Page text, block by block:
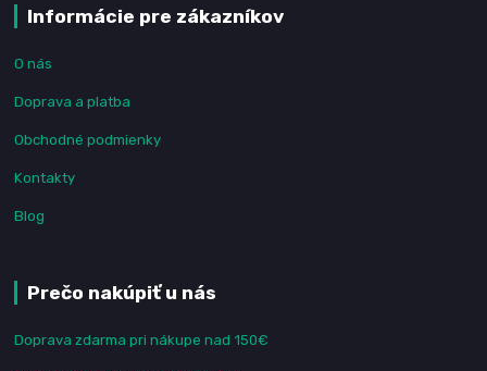
Informácie pre zákazníkov
O nás
Doprava a platba
Obchodné podmienky
Kontakty
Blog
Prečo nakúpiť u nás
Doprava zdarma pri nákupe nad 150€